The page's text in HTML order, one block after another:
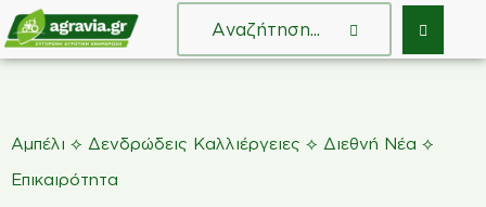
Αμπέλι ⟡ Δενδρώδεις Καλλιέργειες ⟡ Διεθνή Νέα ⟡
Επικαιρότητα